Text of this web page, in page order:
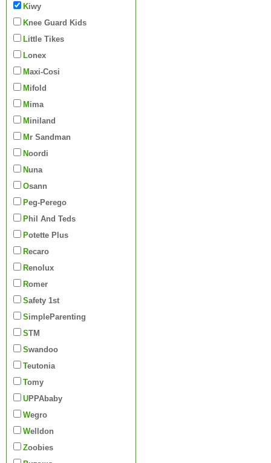
Kiwy
Knee Guard Kids
Little Tikes
Lonex
Maxi-Cosi
Mifold
Mima
Miniland
Mr Sandman
Noordi
Nuna
Osann
Peg-Perego
Phil And Teds
Potette Plus
Recaro
Renolux
Romer
Safety 1st
SimpleParenting
STM
Swandoo
Teutonia
Tomy
UPPAbaby
Wegro
Welldon
Zoobies